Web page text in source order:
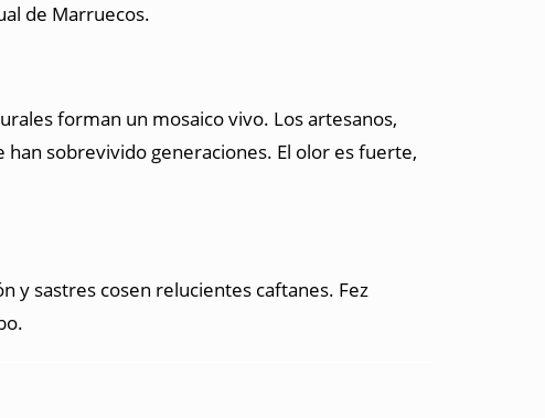
de Marruecos.
forman un mosaico vivo. Los artesanos,
sobrevivido generaciones. El olor es fuerte,
y sastres cosen relucientes caftanes. Fez